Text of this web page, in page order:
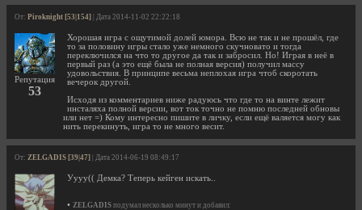
От: Piroknight [53|154] | Дата 2014-11-02 22:22:18
Репутация
53
Хорошая игра с ощутимой долей юмора. Всю не так и не прошёл, где
то за половину игры стало уже немного скучновато и тогда
переключился на что то другое да так и забросил. Но! Играя в неё в
первый раз (а это ещё была не полная версия) получил массу
удовольствия. В принципе весьма неплохая игра чтоб скоротать
вечерок другой.
Исходя из комментариев ниже радуюсь что где то на винте лежит
инсталяха полной версии, вот ток точно не помню последней обновы
или нет =) Кому интересно пишите в личку, если ещё валяется могу как
нить перекинуть, игра то не много весит.
От: ZELGADIS [39|47] | Дата 2014-06-19 08:49:17
Уууу(( Демка? Теперь кейген искать..
• ZELGADIS подумал несколько минут и добавил: